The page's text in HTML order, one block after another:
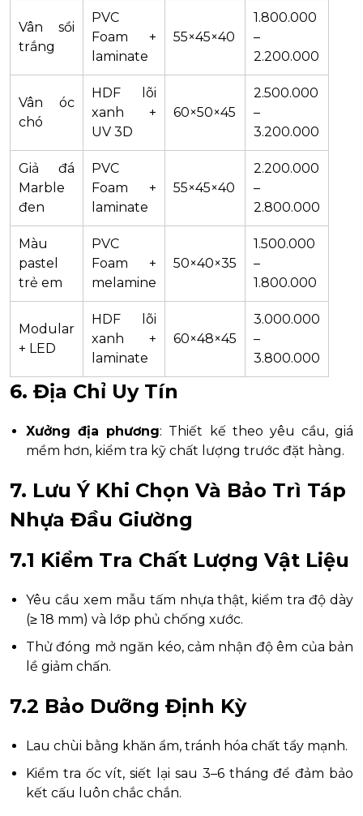
Vân sồi
trắng
PVC
Foam +
laminate
55×45×40
1.800.000
–
2.200.000
Vân óc
chó
HDF lõi
xanh +
UV 3D
60×50×45
2.500.000
–
3.200.000
Giả đá
Marble
đen
PVC
Foam +
laminate
55×45×40
2.200.000
–
2.800.000
Màu
pastel
trẻ em
PVC
Foam +
melamine
50×40×35
1.500.000
–
1.800.000
Modular
+ LED
HDF lõi
xanh +
laminate
60×48×45
3.000.000
–
3.800.000
6. Địa Chỉ Uy Tín
Xưởng địa phương: Thiết kế theo yêu cầu, giá
mềm hơn, kiểm tra kỹ chất lượng trước đặt hàng.
7. Lưu Ý Khi Chọn Và Bảo Trì Táp
Nhựa Đầu Giường
7.1 Kiểm Tra Chất Lượng Vật Liệu
Yêu cầu xem mẫu tấm nhựa thật, kiểm tra độ dày
(≥ 18 mm) và lớp phủ chống xước.
Thử đóng mở ngăn kéo, cảm nhận độ êm của bản
lề giảm chấn.
7.2 Bảo Dưỡng Định Kỳ
Lau chùi bằng khăn ẩm, tránh hóa chất tẩy mạnh.
Kiểm tra ốc vít, siết lại sau 3–6 tháng để đảm bảo
kết cấu luôn chắc chắn.